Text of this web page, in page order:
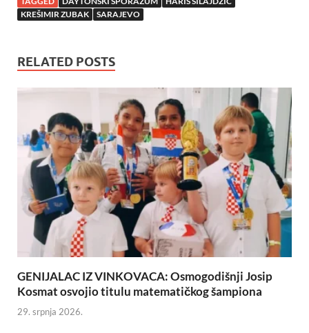
KREŠIMIR ZUBAK
SARAJEVO
RELATED POSTS
GENIJALAC IZ VINKOVACA: Osmogodišnji Josip
Kosmat osvojio titulu matematičkog šampiona
29. srpnja 2026.